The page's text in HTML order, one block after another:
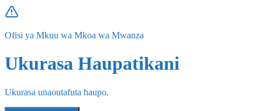
Ofisi ya Mkuu wa Mkoa wa Mwanza
Ukurasa Haupatikani
Ukurasa unaoutafuta haupo.